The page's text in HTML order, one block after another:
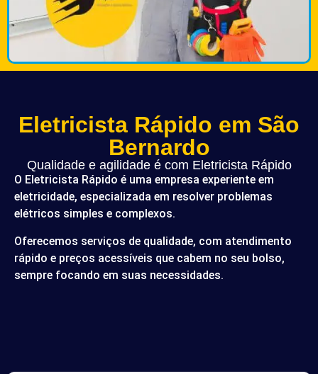
Eletricista Rápido em São
Bernardo
Qualidade e agilidade é com Eletricista Rápido
O Eletricista Rápido é uma empresa experiente em
eletricidade, especializada em resolver problemas
elétricos simples e complexos.
Oferecemos serviços de qualidade, com atendimento
rápido e preços acessíveis que cabem no seu bolso,
sempre focando em suas necessidades.